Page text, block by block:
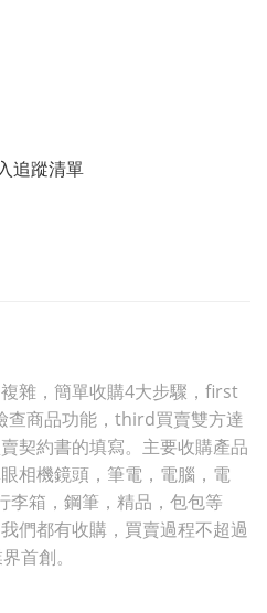
追蹤清單
雜，簡單收購4大步驟，first
商品功能，third買賣雙方達
契約書的填寫。主要收購產品
相機鏡頭，筆電，電腦，電
箱，鋼筆，精品，包包等
們都有收購，買賣過程不超過
首創。